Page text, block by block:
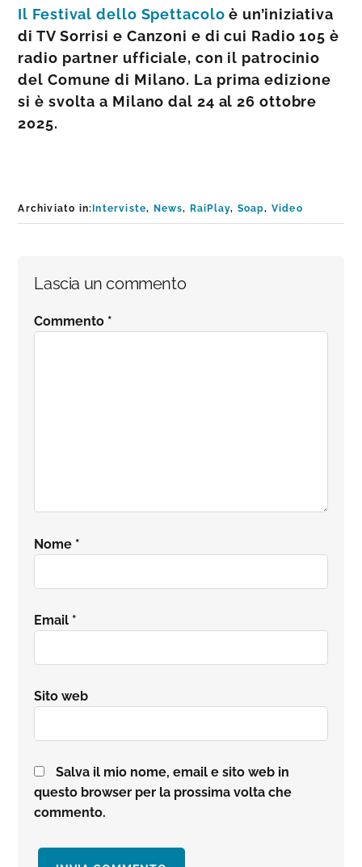
Il Festival dello Spettacolo è un’iniziativa
di TV Sorrisi e Canzoni e di cui Radio 105 è
radio partner ufficiale, con il patrocinio
del Comune di Milano. La prima edizione
si è svolta a Milano dal 24 al 26 ottobre
2025.
Archiviato in: Interviste, News, RaiPlay, Soap, Video
Interazioni
del
Lascia un commento
Commento *
Nome *
Email *
Sito web
Salva il mio nome, email e sito web in
questo browser per la prossima volta che
commento.